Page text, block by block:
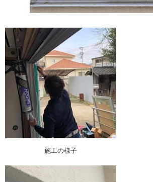
施工の様子